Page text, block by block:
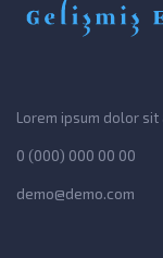
Lorem ipsum dolor
0 (000) 000 00 00
demo@demo.com